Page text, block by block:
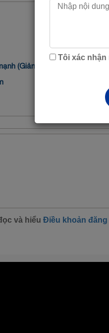
(Giảm ham muốn)
và hiểu Điều khoản đăng
Tôi xác nhận